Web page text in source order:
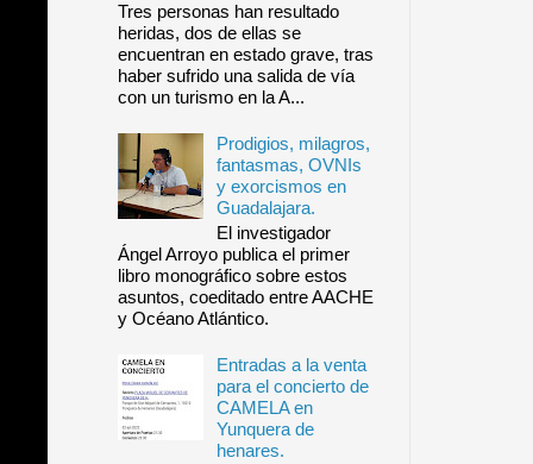
Tres personas han resultado
heridas, dos de ellas se
encuentran en estado grave, tras
haber sufrido una salida de vía
con un turismo en la A...
Prodigios, milagros,
fantasmas, OVNIs
y exorcismos en
Guadalajara.
El investigador
Ángel Arroyo publica el primer
libro monográfico sobre estos
asuntos, coeditado entre AACHE
y Océano Atlántico.
Entradas a la venta
para el concierto de
CAMELA en
Yunquera de
henares.